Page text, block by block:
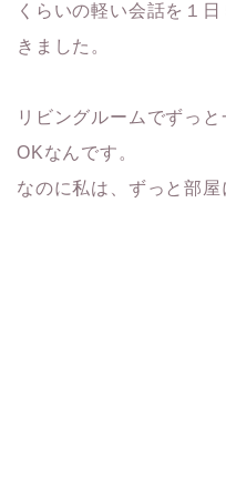
くらいの軽い会話を１
きました。
リビングルームでずっ
OKなんです。
なのに私は、ずっと部屋